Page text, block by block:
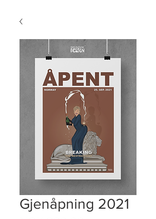
Gjenåpning 2021